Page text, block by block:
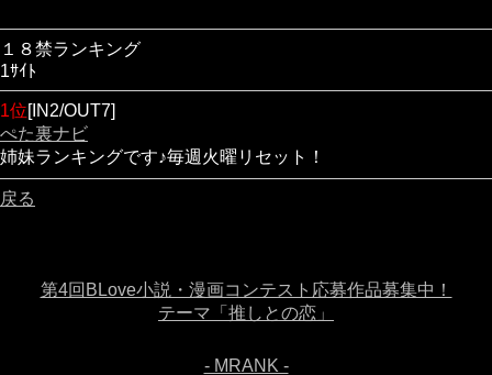
１８禁ランキング
1ｻｲﾄ
1位[IN2/OUT7]
ぺた裏ナビ
姉妹ランキングです♪毎週火曜リセット！
戻る
第4回BLove小説・漫画コンテスト応募作品募集中！
テーマ「推しとの恋」
- MRANK -